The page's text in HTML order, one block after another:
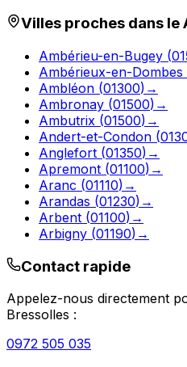
Villes proches dans le
Ambérieu-en-Bugey (
Ambérieux-en-Dombes
Ambléon (01300) →
Ambronay (01500) →
Ambutrix (01500) →
Andert-et-Condon (
Anglefort (01350) →
Apremont (01100) →
Aranc (01110) →
Arandas (01230) →
Arbent (01100) →
Arbigny (01190) →
Contact rapide
Appelez-nous directement
Bressolles :
0972 505 035